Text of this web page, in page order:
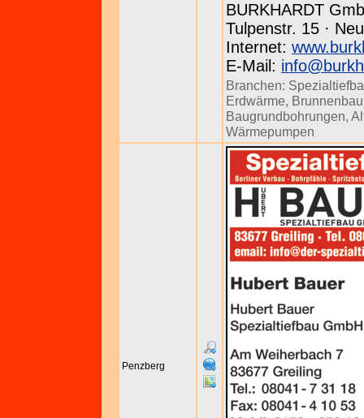
BURKHARDT
Tulpenstr. 15 ·
Internet:
E-Mail:
Branchen:
Erdwärme, Brunnenbau
Baugrundbohrungen,
Wärmepumpen
Penzberg